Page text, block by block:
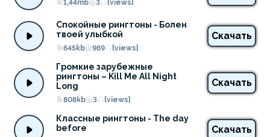
1,44mb 3 {views}
Спокойные рингтоны - Болен
твоей улыбкой
645kb 969 {views}
Скачать
Громкие зарубежные
рингтоны – Kill Me All Night
Long
808kb 3 {views}
Скачать
Классные рингтоны - The day
before
Скачать